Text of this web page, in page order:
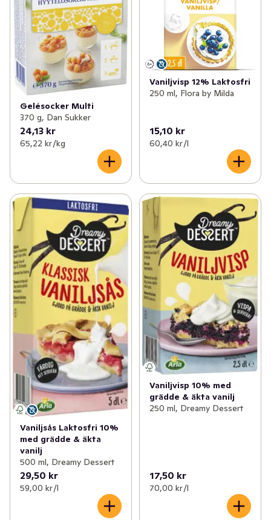
Gelésocker Multi
370 g, Dan Sukker
24,13 kr
65,22 kr /kg
Vaniljvisp 12% Laktosfri
250 ml, Flora by Milda
15,10 kr
60,40 kr /l
Vaniljsås Laktosfri 10%
med grädde & äkta
vanilj
500 ml, Dreamy Dessert
29,50 kr
59,00 kr /l
Vaniljvisp 10% med
grädde & äkta vanilj
250 ml, Dreamy Dessert
17,50 kr
70,00 kr /l